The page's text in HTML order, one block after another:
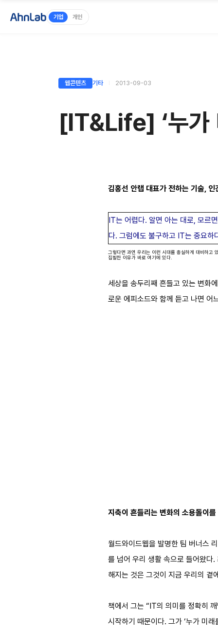
기업 개인
웹콘텐츠 기타 2013-09-03
[IT&Life] ‘누가
김홍선 안랩 대표가 전하는 기술, 인
IT는 어렵다. 알면 아는 대로, 모르
다. 그럼에도 불구하고 IT는 중요하
그렇다면 과연 우리는 이런 시대를 충실하게 대비하고
집필한 이유가 바로 여기에 있다.
세상을 송두리째 흔들고 있는 변화
로운 에피소드와 함께 듣고 나면 어
지축이 흔들리는 변화의 소용돌이
월드와이드웹을 발명한 팀 버너스
를 넘어 우리 생활 속으로 들어왔다
해지는 것은 그것이 지금 우리의 곁
책에서 그는 “IT의 의미를 정확히
시작하기 때문이다. 그가 ‘누가 미